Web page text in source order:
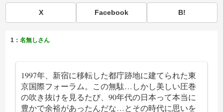
X Facebook B!
1：名無しさん
1997年、新宿に移転した都庁跡地に建てられた東
京国際フォーラム。この無駄…しかし美しい圧巻
の吹き抜けを見るたび、90年代の日本って本当に
豊かで余裕があったんだな…とその時代に思いを